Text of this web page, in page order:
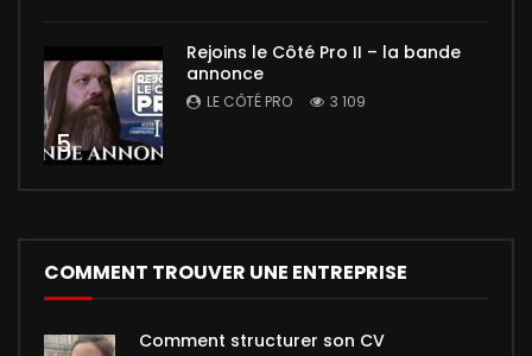
5
Rejoins le Côté Pro II – la bande
annonce
LE CÔTÉ PRO 3 109
COMMENT TROUVER UNE ENTREPRISE
Comment structurer son CV